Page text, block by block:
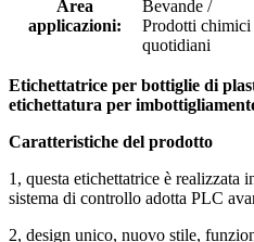
Area
applicazioni:
Bevande /
Prodotti chimici
quotidiani
Etichettatrice per bottiglie di
etichettatura per
Caratteristiche del prodotto
1, questa etichettatrice è realizzata
sistema di controllo adotta PLC
2, design unico, nuovo stile,